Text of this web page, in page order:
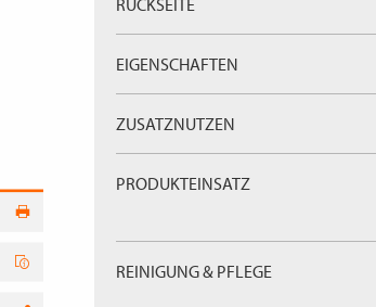
RÜCKSEITE
EIGENSCHAFTEN
ZUSATZNUTZEN
PRODUKTEINSATZ
REINIGUNG & PFLEGE